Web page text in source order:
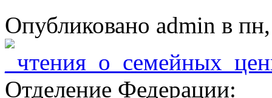
Опубликовано admin в
Отделение Федерации: